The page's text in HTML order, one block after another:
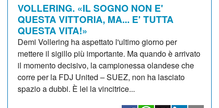
VOLLERING. «IL SOGNO NON E'
QUESTA VITTORIA, MA... E' TUTTA
QUESTA VITA!»
Demi Vollering ha aspettato l'ultimo giorno per
mettere il sigillo più importante. Ma quando è arrivato
il momento decisivo, la campionessa olandese che
corre per la FDJ United – SUEZ, non ha lasciato
spazio a dubbi. È lei la vincitrice...